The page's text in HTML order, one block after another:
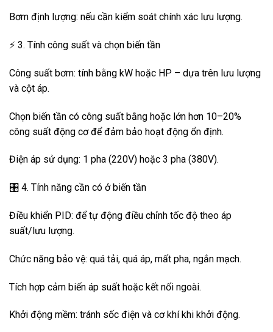
Bơm định lượng: nếu cần kiểm soát chính xác lưu lượng.
⚡ 3. Tính công suất và chọn biến tần
Công suất bơm: tính bằng kW hoặc HP – dựa trên lưu lượng
và cột áp.
Chọn biến tần có công suất bằng hoặc lớn hơn 10–20%
công suất động cơ để đảm bảo hoạt động ổn định.
Điện áp sử dụng: 1 pha (220V) hoặc 3 pha (380V).
🎛️ 4. Tính năng cần có ở biến tần
Điều khiển PID: để tự động điều chỉnh tốc độ theo áp
suất/lưu lượng.
Chức năng bảo vệ: quá tải, quá áp, mất pha, ngắn mạch.
Tích hợp cảm biến áp suất hoặc kết nối ngoài.
Khởi động mềm: tránh sốc điện và cơ khí khi khởi động.